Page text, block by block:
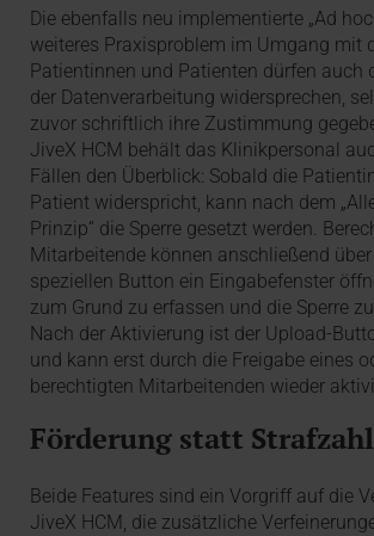
Die ebenfalls neu implementierte „Ad
weiteres Praxisproblem im Umgang mit
Patientinnen und Patienten dürfen auch
der Datenverarbeitung widersprechen,
zuvor schriftlich ihre Zustimmung
JiveX HCM behält das Klinikpersonal
Fällen den Überblick: Sobald die
Patient widerspricht, kann nach dem
Prinzip“ die Sperre gesetzt werden.
Mitarbeitende können anschließend
speziellen Button ein Eingabefenster
zum Grund zu erfassen und die Sperre
Nach der Aktivierung ist der Upload-
und kann erst durch die Freigabe eines
berechtigten Mitarbeitenden wieder
Förderung statt
Beide Features sind ein Vorgriff auf die
JiveX HCM, die zusätzliche